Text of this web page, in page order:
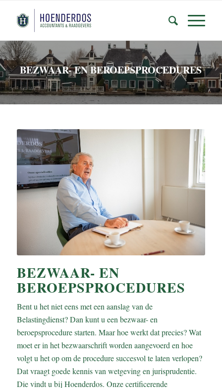
BEZWAAR- EN BEROEPSPROCEDURES
BEZWAAR- EN
BEROEPSPROCEDURES
Bent u het niet eens met een aanslag van de
Belastingdienst? Dan kunt u een bezwaar- en
beroepsprocedure starten. Maar hoe werkt dat precies? Wat
moet er in het bezwaarschrift worden aangevoerd en hoe
volgt u het op om de procedure succesvol te laten verlopen?
Dat vraagt goede kennis van wetgeving en jurisprudentie.
Die vindt u bij Hoenderdos. Onze certificerende